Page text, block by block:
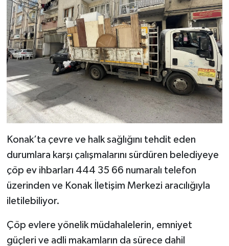
Konak’ta çevre ve halk sağlığını tehdit eden
durumlara karşı çalışmalarını sürdüren belediyeye
çöp ev ihbarları 444 35 66 numaralı telefon
üzerinden ve Konak İletişim Merkezi aracılığıyla
iletilebiliyor.
Çöp evlere yönelik müdahalelerin, emniyet
güçleri ve adli makamların da sürece dahil